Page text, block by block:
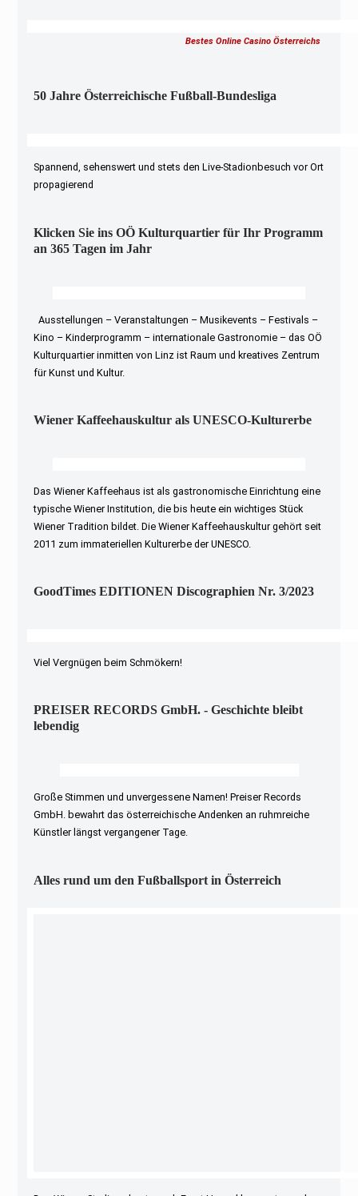
Bestes Online Casino Österreichs
50 Jahre Österreichische Fußball-Bundesliga
Spannend, sehenswert und stets den Live-Stadionbesuch vor Ort
propagierend
Klicken Sie ins OÖ Kulturquartier für Ihr Programm
an 365 Tagen im Jahr
Ausstellungen – Veranstaltungen – Musikevents – Festivals –
Kino – Kinderprogramm – internationale Gastronomie – das OÖ
Kulturquartier inmitten von Linz ist Raum und kreatives Zentrum
für Kunst und Kultur.
Wiener Kaffeehauskultur als UNESCO-Kulturerbe
Das Wiener Kaffeehaus ist als gastronomische Einrichtung eine
typische Wiener Institution, die bis heute ein wichtiges Stück
Wiener Tradition bildet. Die Wiener Kaffeehauskultur gehört seit
2011 zum immateriellen Kulturerbe der UNESCO.
GoodTimes EDITIONEN Discographien Nr. 3/2023
Viel Vergnügen beim Schmökern!
PREISER RECORDS GmbH. - Geschichte bleibt
lebendig
Große Stimmen und unvergessene Namen! Preiser Records
GmbH. bewahrt das österreichische Andenken an ruhmreiche
Künstler längst vergangener Tage.
Alles rund um den Fußballsport in Österreich